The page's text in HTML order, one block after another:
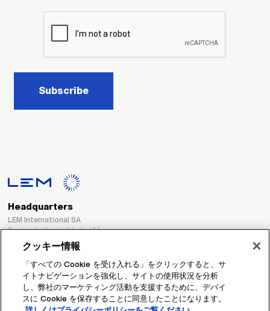
Subscribe
Headquarters
LEM International SA
Route du Nant-d’Avril, 152
1217 Meyrin
Switzerland
Tel. :
+41 22 706 11 11
Fax : +41 22 794 94 78
クッキー情報
「すべての Cookie を受け入れる」をクリックすると、サ
イトナビゲーションを強化し、サイトの使用状況を分析
し、弊社のマーケティング活動を支援するために、デバイ
スに Cookie を保存することに同意したことになります。